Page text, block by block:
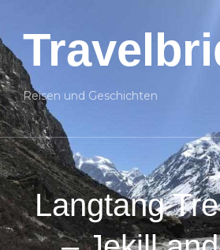
Reisen und Geschichten
Langtang